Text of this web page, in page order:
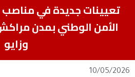
تعيينات جديدة في
الأمن الوطني بمدن
وزايو
10/05/2026